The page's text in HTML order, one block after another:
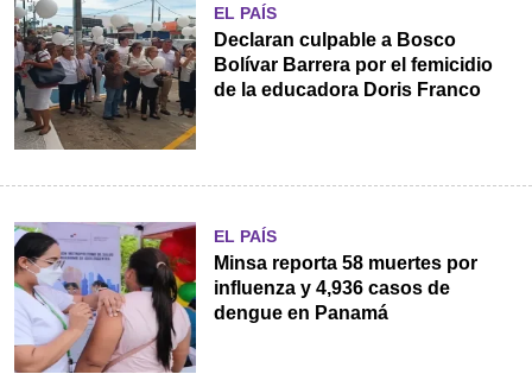
EL PAÍS
Declaran culpable a Bosco
Bolívar Barrera por el femicidio
de la educadora Doris Franco
EL PAÍS
Minsa reporta 58 muertes por
influenza y 4,936 casos de
dengue en Panamá